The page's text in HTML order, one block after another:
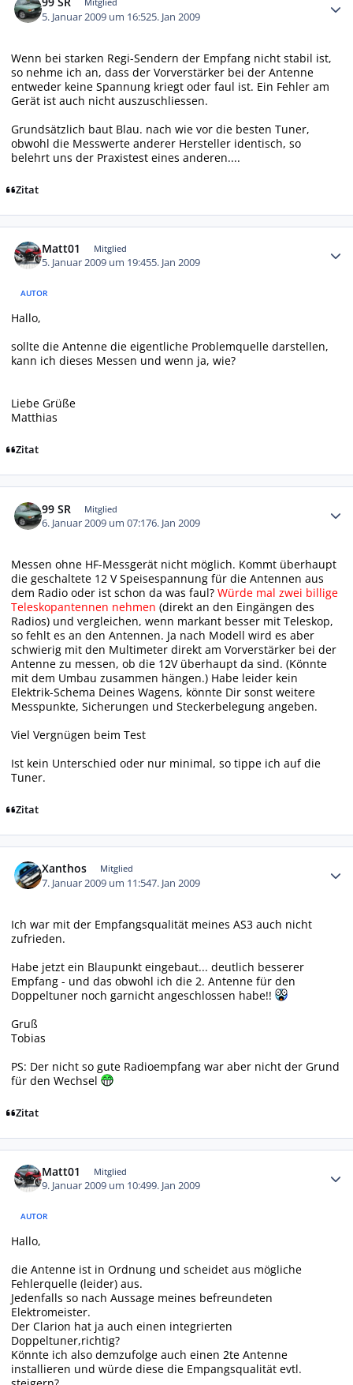
5. Januar 2009 um 16:525. Jan 2009
Wenn bei starken Regi-Sendern der Empfang nicht stabil ist,
so nehme ich an, dass der Vorverstärker bei der Antenne
entweder keine Spannung kriegt oder faul ist. Ein Fehler am
Gerät ist auch nicht auszuschliessen.
Grundsätzlich baut Blau. nach wie vor die besten Tuner,
obwohl die Messwerte anderer Hersteller identisch, so
belehrt uns der Praxistest eines anderen....
Zitat
Matt01 Mitglied
5. Januar 2009 um 19:455. Jan 2009
AUTOR
Hallo,
sollte die Antenne die eigentliche Problemquelle darstellen,
kann ich dieses Messen und wenn ja, wie?
Liebe Grüße
Matthias
Zitat
99 SR Mitglied
6. Januar 2009 um 07:176. Jan 2009
Messen ohne HF-Messgerät nicht möglich. Kommt überhaupt
die geschaltete 12 V Speisespannung für die Antennen aus
dem Radio oder ist schon da was faul? Würde mal zwei billige
Teleskopantennen nehmen (direkt an den Eingängen des
Radios) und vergleichen, wenn markant besser mit Teleskop,
so fehlt es an den Antennen. Ja nach Modell wird es aber
schwierig mit den Multimeter direkt am Vorverstärker bei der
Antenne zu messen, ob die 12V überhaupt da sind. (Könnte
mit dem Umbau zusammen hängen.) Habe leider kein
Elektrik-Schema Deines Wagens, könnte Dir sonst weitere
Messpunkte, Sicherungen und Steckerbelegung angeben.
Viel Vergnügen beim Test
Ist kein Unterschied oder nur minimal, so tippe ich auf die
Tuner.
Zitat
Xanthos Mitglied
7. Januar 2009 um 11:547. Jan 2009
Ich war mit der Empfangsqualität meines AS3 auch nicht
zufrieden.
Habe jetzt ein Blaupunkt eingebaut... deutlich besserer
Empfang - und das obwohl ich die 2. Antenne für den
Doppeltuner noch garnicht angeschlossen habe!!
Gruß
Tobias
PS: Der nicht so gute Radioempfang war aber nicht der Grund
für den Wechsel
Zitat
Matt01 Mitglied
9. Januar 2009 um 10:499. Jan 2009
AUTOR
Hallo,
die Antenne ist in Ordnung und scheidet aus mögliche
Fehlerquelle (leider) aus.
Jedenfalls so nach Aussage meines befreundeten
Elektromeister.
Der Clarion hat ja auch einen integrierten
Doppeltuner,richtig?
Könnte ich also demzufolge auch einen 2te Antenne
installieren und würde diese die Empangsqualität evtl.